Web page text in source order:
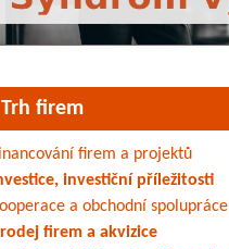
Trh firem
firem a projektů
investiční příležitosti
a obchodní spolupráce
firem a akvizice